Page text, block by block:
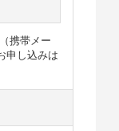
携帯メー
申し込みは